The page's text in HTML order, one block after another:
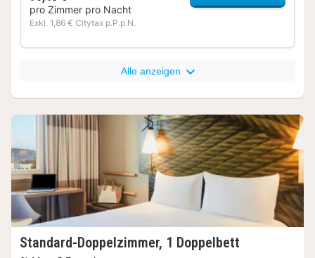
pro Zimmer pro Nacht
Exkl. 1,86 € Citytax p.P.p.N.
Alle anzeigen
Standard-Doppelzimmer, 1 Doppelbett